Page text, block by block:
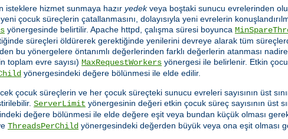
isteklere hizmet sunmaya hazır yedekveya boştaki sunucu evrelerinden
çocuk süreçlerin çatallanmasını, dolayısıyla yeni evrelerin
yönergesinde belirtilir. Apache httpd, çalışma süresi boyunca
süreçleri öldürerek gerektiğinde yenilerini devreye alarak tüm
bu yönergelere öntanımlı değerlerinden farklı değerlerin atanması
toplam evre sayısı) MaxRequestWorkers yönergesi ile belirlenir. Etkin
yönergesindeki değere bölünmesi ile elde edilir.
çocuk süreçlerin ve her çocuk süreçteki sunucu evreleri sayısının üst
ServerLimit yönergesinin değeri etkin çocuk süreç sayısının üst
değere bölünmesi ile elde değere eşit veya bundan küçük olması
ThreadsPerChild yönergesindeki değerden büyük veya ona eşit olması